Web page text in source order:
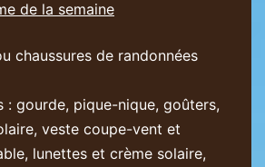
de la semaine
chaussures de randonnées
: gourde, pique-nique, goûters,
veste coupe-vent et
lunettes et crème solaire,